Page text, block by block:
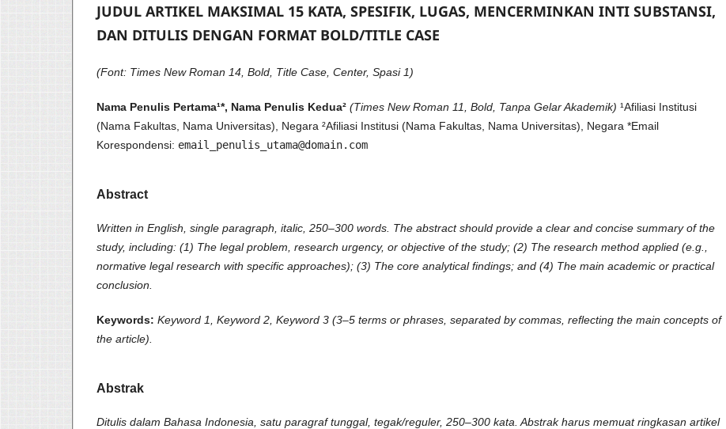
JUDUL ARTIKEL MAKSIMAL 15 KATA, SPESIFIK, LUGAS, MENCERMINKAN INTI SUBSTANSI,
DAN DITULIS DENGAN FORMAT BOLD/TITLE CASE
(Font: Times New Roman 14, Bold, Title Case, Center, Spasi 1)
Nama Penulis Pertama¹*, Nama Penulis Kedua² (Times New Roman 11, Bold, Tanpa Gelar Akademik) ¹Afiliasi Institusi
(Nama Fakultas, Nama Universitas), Negara ²Afiliasi Institusi (Nama Fakultas, Nama Universitas), Negara *Email
Korespondensi: email_penulis_utama@domain.com
Abstract
Written in English, single paragraph, italic, 250–300 words. The abstract should provide a clear and concise summary of the
study, including: (1) The legal problem, research urgency, or objective of the study; (2) The research method applied (e.g.,
normative legal research with specific approaches); (3) The core analytical findings; and (4) The main academic or practical
conclusion.
Keywords: Keyword 1, Keyword 2, Keyword 3 (3–5 terms or phrases, separated by commas, reflecting the main concepts of
the article).
Abstrak
Ditulis dalam Bahasa Indonesia, satu paragraf tunggal, tegak/reguler, 250–300 kata. Abstrak harus memuat ringkasan artikel